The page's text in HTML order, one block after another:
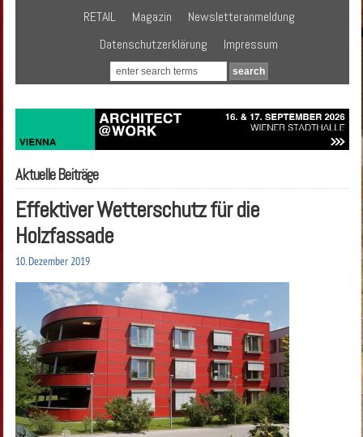
RETAIL
Magazin
Newsletteranmeldung
Datenschutzerklärung
Impressum
Aktuelle Beiträge
Effektiver Wetterschutz für die
Holzfassade
10. Dezember 2019